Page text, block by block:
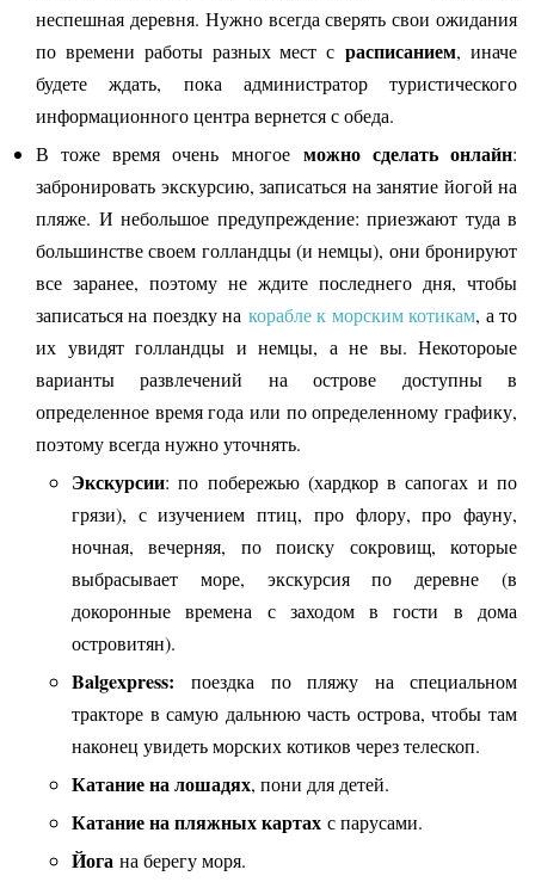
неспешная деревня. Нужно всегда сверять свои ожидания
по времени работы разных мест срасписанием, иначе
будете ждать, пока администратор туристического
информационного центра вернется с обеда.
В тоже время очень многое можно сделать онлайн:
забронировать экскурсию, записаться на занятие йогой на
пляже. И небольшое предупреждение: приезжают туда в
большинстве своем голландцы (и немцы), они бронируют
все заранее, поэтому не ждите последнего дня, чтобы
записаться на поездку на корабле к морским котикам, а то
их увидят голландцы и немцы, а не вы. Некотороые
варианты развлечений на острове доступны в
определенное время года или по определенному графику,
поэтому всегда нужно уточнять.
Экскурсии: по побережью (хардкор в сапогах и по
грязи), с изучением птиц, про флору, про фауну,
ночная, вечерняя, по поиску сокровищ, которые
выбрасывает море, экскурсия по деревне (в
докоронные времена с заходом в гости в дома
островитян).
Balgexpress:поездка по пляжу на специальном
тракторе в самую дальнюю часть острова, чтобы там
наконец увидеть морских котиков через телескоп.
Катание на лошадях, пони для детей.
Катание на пляжных картах с парусами.
Йога на берегу моря.